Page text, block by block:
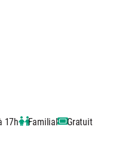
17h Familial Gratuit